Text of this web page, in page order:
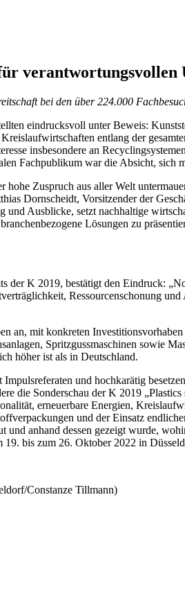
bei den über 224.000
eindrucksvoll unter Beweis:
entlang der
insbesondere an
Fachpublikum war die Absicht, sich
Zuspruch aus aller Welt
Dornscheidt, Vorsitzender der
Ausblicke, setzt nachhaltige
Lösungen zu
der K 2019, bestätigt den Eindruck:
Ressourcenschonung
an, mit konkreten
Spritzgussmaschinen sowie
höher ist als in Deutschland.
und hochkarätig
die Sonderschau der K 2019
erneuerbare Energien,
und der Einsatz
und anhand dessen gezeigt wurde,
bis zum 26. Oktober 2022 in
Constanze Tillmann)